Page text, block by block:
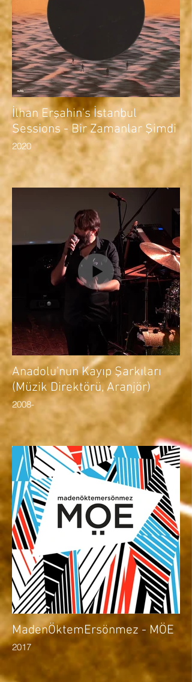
İlhan Erşahin's İstanbul
Sessions - Bir Zamanlar Şimdi
2020
Anadolu'nun Kayıp Şarkıları
(Müzik Direktörü, Aranjör)
2008-
MadenÖktemErsönmez - MÖE
2017